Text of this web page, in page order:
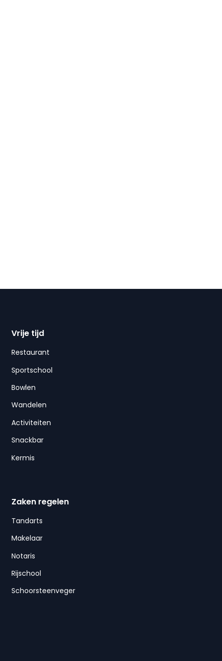
Vrije tijd
Restaurant
Sportschool
Bowlen
Wandelen
Activiteiten
Snackbar
Kermis
Zaken regelen
Tandarts
Makelaar
Notaris
Rijschool
Schoorsteenveger